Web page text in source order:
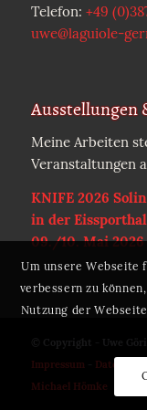
Telefon: +49
uwe@laguiole-
Ausstellungen
Meine Arbeiten
Veranstaltungen
KNIFE 2026
in der
09./10. Mai 2026
© Copyright - Uwe
Impressum-
Michael Hömke
Um unsere Webseite
verbessern zu
Nutzung der